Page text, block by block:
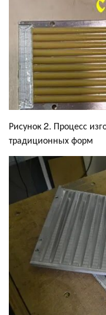
Рисунок 2. Процесс
традиционных форм